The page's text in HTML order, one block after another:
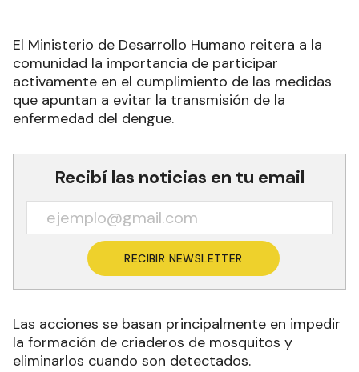
El Ministerio de Desarrollo Humano reitera a la
comunidad la importancia de participar
activamente en el cumplimiento de las medidas
que apuntan a evitar la transmisión de la
enfermedad del dengue.
Recibí las noticias en tu email
RECIBIR NEWSLETTER
Las acciones se basan principalmente en impedir
la formación de criaderos de mosquitos y
eliminarlos cuando son detectados.